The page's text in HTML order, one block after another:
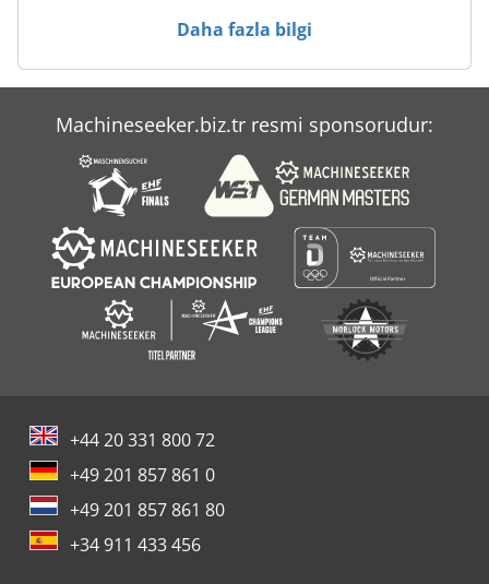
Daha fazla bilgi
Machineseeker.biz.tr resmi sponsorudur:
+44 20 331 800 72
+49 201 857 861 0
+49 201 857 861 80
+34 911 433 456